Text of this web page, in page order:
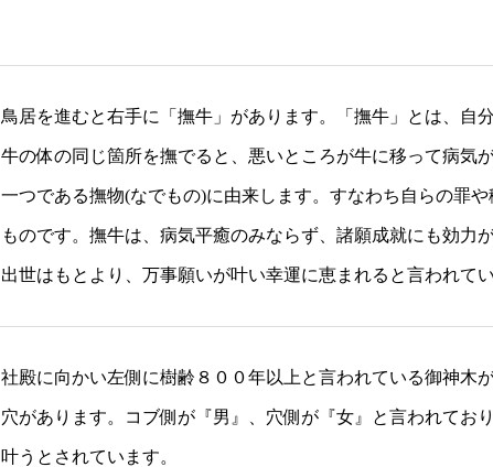
鳥居を進むと右手に「撫牛」があります。「撫牛」とは、自
牛の体の同じ箇所を撫でると、悪いところが牛に移って病気
一つである撫物(なでもの)に由来します。すなわち自らの罪
ものです。撫牛は、病気平癒のみならず、諸願成就にも効力
出世はもとより、万事願いが叶い幸運に恵まれると言われてい
社殿に向かい左側に樹齢８００年以上と言われている御神木
穴があります。コブ側が『男』、穴側が『女』と言われてお
叶うとされています。